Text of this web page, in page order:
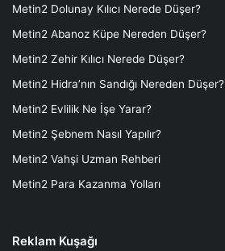
Metin2 Dolunay Kılıcı Nerede Düşer?
Metin2 Abanoz Küpe Nereden Düşer?
Metin2 Zehir Kılıcı Nerede Düşer?
Metin2 Hidra’nın Sandığı Nereden Düşer?
Metin2 Evlilik Ne İşe Yarar?
Metin2 Şebnem Nasıl Yapılır?
Metin2 Vahşi Uzman Rehberi
Metin2 Para Kazanma Yolları
Reklam Kuşağı